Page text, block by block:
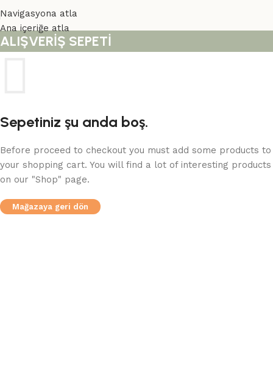
Navigasyona atla
Ana içeriğe atla
ALIŞVERIŞ SEPETI
Sepetiniz şu anda boş.
Before proceed to checkout you must add some products to
your shopping cart. You will find a lot of interesting products
on our "Shop" page.
Mağazaya geri dön